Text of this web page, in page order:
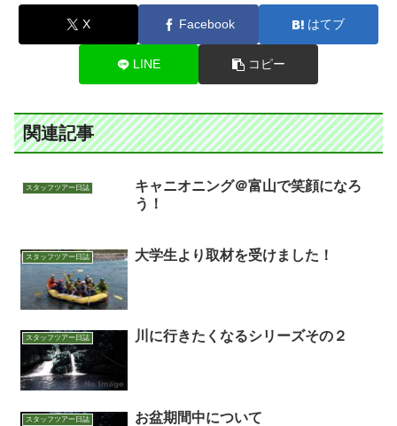
X Facebook はてブ
LINE コピー
関連記事
スタッフツアー日誌
キャニオニング＠富山で笑顔になろ
う！
スタッフツアー日誌 大学生より取材を受けました！
スタッフツアー日誌 川に行きたくなるシリーズその２
スタッフツアー日誌 お盆期間中について